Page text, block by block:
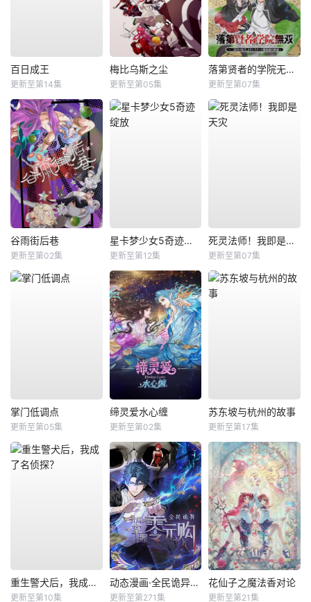
百日成王
更新至第14集
梅比乌斯之尘
更新至第05集
落第贤者的学院无双第二回转生，S等级作弊魔术师冒险记
更新至第07集
谷雨街后巷
更新至第02集
星卡梦少女5奇迹绽放
更新至第12集
死灵法师！我即是天灾
更新至第07集
掌门低调点
更新至第05集
缔灵爱水心缠
更新至第02集
苏东坡与杭州的故事
更新至第17集
重生警犬后，我成了名侦探？
更新至第10集
动态漫画·全民诡异：开局掌握零元购
更新至第271集
花仙子之魔法香对论
更新至第21集